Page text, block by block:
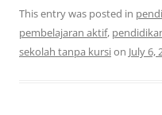
This entry was posted in
pembelajaran aktif,
sekolah tanpa kursion July 6,